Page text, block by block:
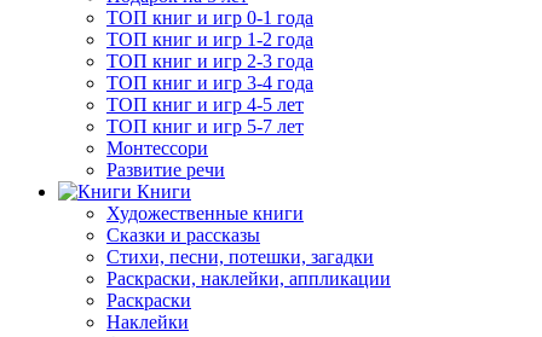
ТОП книг и игр 0-1 года
ТОП книг и игр 1-2 года
ТОП книг и игр 2-3 года
ТОП книг и игр 3-4 года
ТОП книг и игр 4-5 лет
ТОП книг и игр 5-7 лет
Монтессори
Развитие речи
Книги
Художественные книги
Сказки и рассказы
Стихи, песни, потешки, загадки
Раскраски, наклейки, аппликации
Раскраски
Наклейки